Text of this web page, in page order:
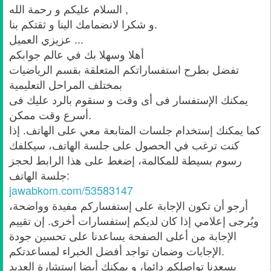
السلام عليكم و رحمة الله ,
و شكرا لانضمامك الينا و ثقتكم بنا.
عزيزي العميل ...
أهلا وسهلا بك في عالم جوابكم
تفضل بطرح استفساراتكم المتعلقة بقسم الرياضيات
بمختلف المراحل التعليمية
يمكنك الإستفسار فى أى وقت و سنقوم بالرد عليك فى
أسرع وقت ممكن.
كما يمكنك إستخدام جلسات المتابعة معي على الهاتف. إذا
كنت ترغب في الحصول على جلسة الهاتف، سيكلفك
رسوم بسيطة للمكالمة، إضغط على هذا الرابط لحجز
جلسة الهاتف:
jawabkom.com/53583147
أرجو أن تكون الإجابة على إستفساركم مفيدة وواضحة،
ويُرجى إعلامي إذا كان لديكم إستفسارات أخرى. إن تقييم
الإجابة من أعلى الصفحة يساعدنا على تحسين جودة
الإجابات وضمان تواجد أفضل الخبراء لمساعدتكم.
يسعدنا تواصلكم دائما، و يمكنك أيضا إستشارة العديد